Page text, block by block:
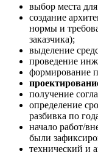
выбор места
создание
нормы и
заказчика);
выделение
проведение
формирование
получение
определение
разбивка по
начало работ/
были
технический и